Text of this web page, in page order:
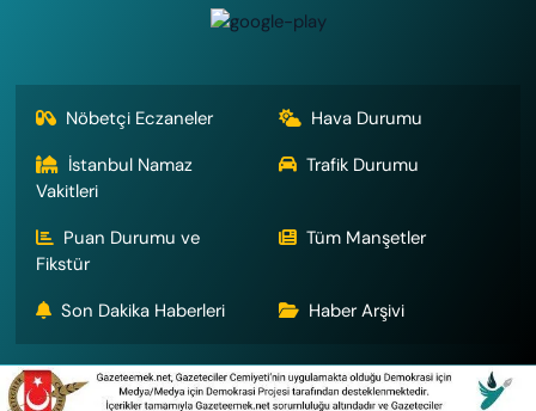
Nöbetçi Eczaneler
Hava Durumu
İstanbul Namaz
Vakitleri
Trafik Durumu
Puan Durumu ve
Fikstür
Tüm Manşetler
Son Dakika Haberleri Haber Arşivi